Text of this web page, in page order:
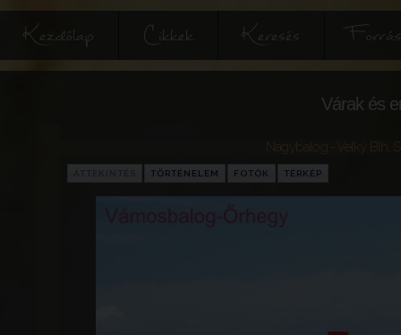
Kezdőlap Cikkek Keresés
Várak és
Nagybalog - Veľký Blh
TÖRTÉNELEM FOTÓK TÉRKÉP